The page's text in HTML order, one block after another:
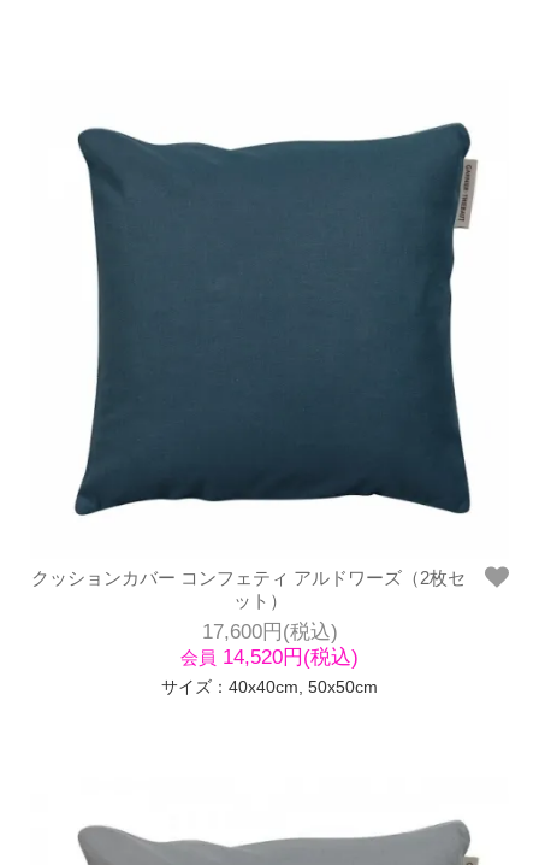
クッションカバー コンフェティ アルドワーズ（2枚セ
ット）
17,600円(税込)
会員 14,520円(税込)
サイズ：40x40cm, 50x50cm